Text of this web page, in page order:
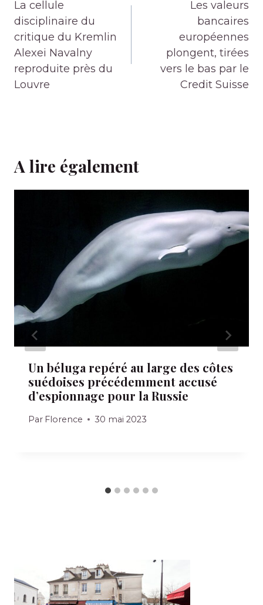
de
l’article
La cellule
disciplinaire du
critique du Kremlin
Alexei Navalny
reproduite près du
Louvre
Les valeurs
bancaires
européennes
plongent, tirées
vers le bas par le
Credit Suisse
A lire également
Un béluga repéré au large des côtes
suédoises précédemment accusé
d’espionnage pour la Russie
Par Florence 30 mai 2023